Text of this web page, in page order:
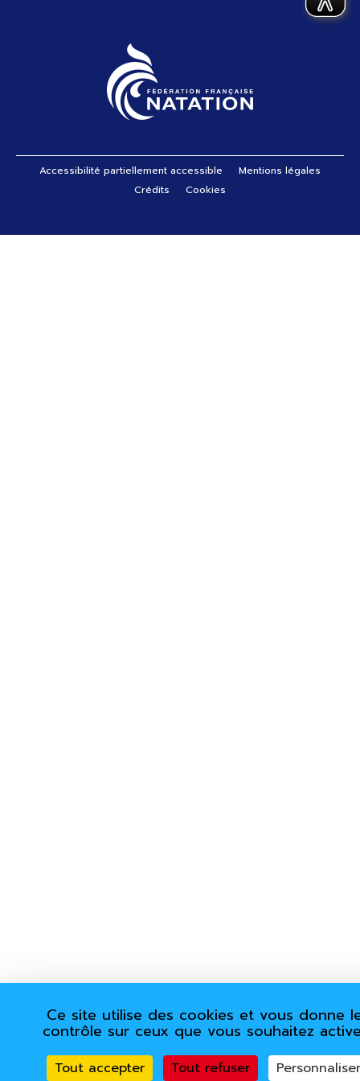
Pied de page
Accessibilité partiellement accessible
Mentions légales
Crédits
Cookies
Ce site utilise des cookies et vous donne
contrôle sur ceux que vous souhaitez
Tout accepter Tout refuser Personnaliser